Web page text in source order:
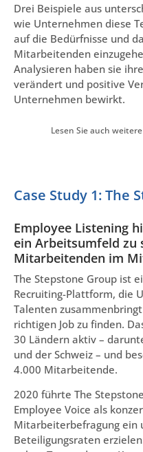
Drei Beispiele aus
wie Unternehmen diese
auf die Bedürfnisse und
Mitarbeitenden
Analysieren haben sie
verändert und positive
Unternehmen bewirkt.
Lesen Sie auch
Case Study 1: The
Employee Listening
ein Arbeitsumfeld zu
Mitarbeitenden im
The Stepstone Group ist
Recruiting-Plattform, die
Talenten
richtigen Job zu finden.
30 Ländern aktiv –
und der Schweiz – und
4.000 Mitarbeitende.
2020 führte The
Employee Voice als
Mitarbeiterbefragung ein
Beteiligungsraten